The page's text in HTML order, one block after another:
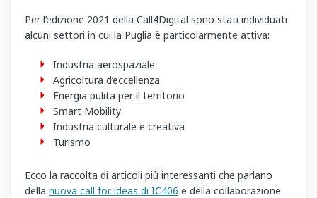
Per l’edizione 2021 della Call4Digital sono stati individuati
alcuni settori in cui la Puglia è particolarmente attiva:
Industria aerospaziale
Agricoltura d’eccellenza
Energia pulita per il territorio
Smart Mobility
Industria culturale e creativa
Turismo
Ecco la raccolta di articoli più interessanti che parlano
della nuova call for ideas di IC406 e della collaborazione